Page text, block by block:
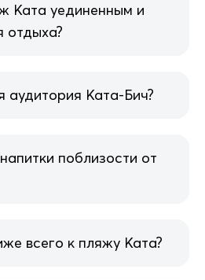
Ката уединенным и
отдыха?
аудитория Ката-Бич?
поблизости от
всего к пляжу Ката?